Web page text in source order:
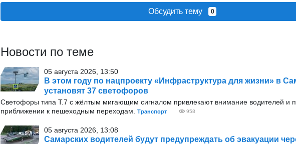
Обсудить тему 0
Новости по теме
05 августа 2026, 13:50
В этом году по нацпроекту «Инфраструктура для жизни» в
установят 37 светофоров
Светофоры типа Т.7 с жёлтым мигающим сигналом привлекают внимание водителей и
приближении к пешеходным переходам.
Транспорт 958
05 августа 2026, 13:08
Самарских водителей будут предупреждать об эвакуации